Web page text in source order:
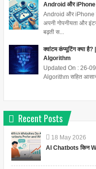
Android और iPhone
Android और iPhone
अपनी गोपनीयता और
बढ़ती स...
क्वांटम कंप्यूटिंग क्या
Algorithm
Updated On : 26-
Algorithm सहित
Recent Posts
18 May 2026
AI Chatbots किन